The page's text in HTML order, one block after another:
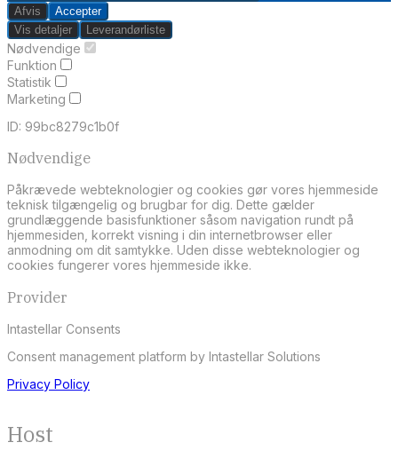
Afvis
Accepter
Vis detaljer
Leverandørliste
Nødvendige
Funktion
Statistik
Marketing
ID: 99bc8279c1b0f
Nødvendige
Påkrævede webteknologier og cookies gør vores hjemmeside
teknisk tilgængelig og brugbar for dig. Dette gælder
grundlæggende basisfunktioner såsom navigation rundt på
hjemmesiden, korrekt visning i din internetbrowser eller
anmodning om dit samtykke. Uden disse webteknologier og
cookies fungerer vores hjemmeside ikke.
Provider
Intastellar Consents
Consent management platform by Intastellar Solutions
Privacy Policy
Host